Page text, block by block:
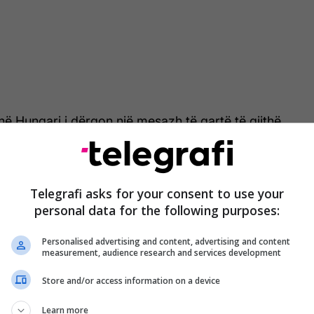
Hungari i dërgon një mesazh të qartë të gjithë
po mbaron. Regjimet autokratike po
është i radhës, dhe bashkë me të edhe
i përket Evropës, jo Rusisë. Koha e
po vjen", tha Filipçe.
theksoi se rënia e regjimit të Viktor Orbanit lidhet
politike dhe të biznesit që OBRM-PDUKM,
organizuar në Maqedoni - po ndërtonte.
ia vuri interesat strategjike të Maqedonisë
Telegrafi asks for your consent to use your
personal data for the following purposes:
Personalised advertising and content, advertising and content
measurement, audience research and services development
Store and/or access information on a device
Learn more